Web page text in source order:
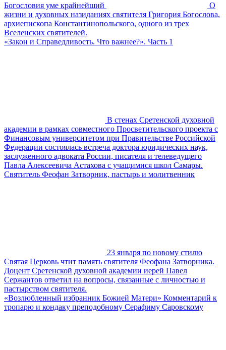
Богословия уме крайнейший
О
жизни и духовных назиданиях святителя Григория Богослова,
архиепископа Константинопольского, одного из трех
Вселенских святителей.
«Закон и Справедливость. Что важнее?». Часть 1
В стенах Сретенской духовной
академии в рамках совместного Просветительского проекта с
Финансовым университетом при Правительстве Российской
Федерации состоялась встреча доктора юридических наук,
заслуженного адвоката России, писателя и телеведущего
Павла Алексеевича Астахова с учащимися школ Самары.
Святитель Феофан Затворник, пастырь и молитвенник
23 января по новому стилю
Святая Церковь чтит память святителя Феофана Затворника.
Доцент Сретенской духовной академии иерей Павел
Сержантов ответил на вопросы, связанные с личностью и
пастырством святителя.
«Возлюбленный избранник Божией Матери» Комментарий к
тропарю и кондаку преподобному Серафиму Саровскому